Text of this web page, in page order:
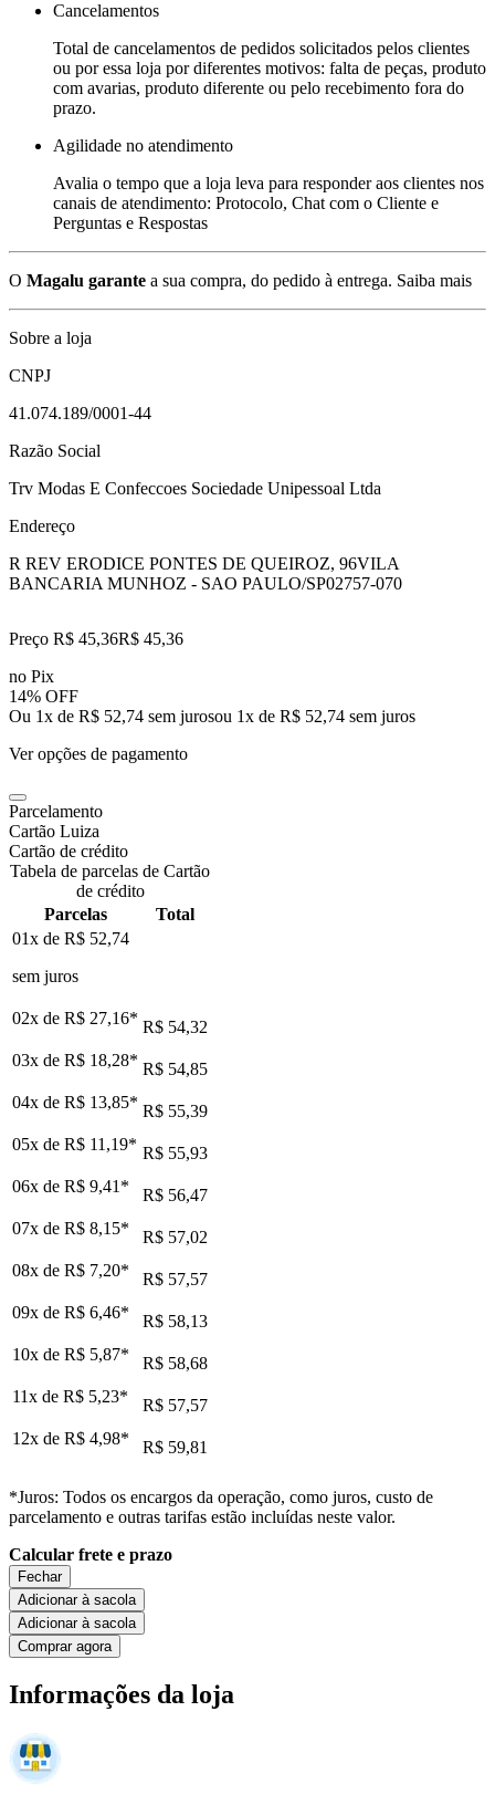
Cancelamentos
Total de cancelamentos de pedidos solicitados pelos clientes
ou por essa loja por diferentes motivos: falta de peças, produto
com avarias, produto diferente ou pelo recebimento fora do
prazo.
Agilidade no atendimento
Avalia o tempo que a loja leva para responder aos clientes nos
canais de atendimento: Protocolo, Chat com o Cliente e
Perguntas e Respostas
O Magalu garante a sua compra, do pedido à entrega. Saiba mais
Sobre a loja
CNPJ
41.074.189/0001-44
Razão Social
Trv Modas E Confeccoes Sociedade Unipessoal Ltda
Endereço
R REV ERODICE PONTES DE QUEIROZ, 96VILA
BANCARIA MUNHOZ - SAO PAULO/SP02757-070
Preço R$ 45,36R$ 45,36
no Pix
14% OFF
Ou 1x de R$ 52,74 sem jurosou 1x de R$ 52,74 sem juros
Ver opções de pagamento
Parcelamento
Cartão Luiza
Cartão de crédito
Tabela de parcelas de Cartão
de crédito
Parcelas
Total
01x de R$ 52,74
sem juros
02x de R$ 27,16* R$ 54,32
03x de R$ 18,28* R$ 54,85
04x de R$ 13,85* R$ 55,39
05x de R$ 11,19* R$ 55,93
06x de R$ 9,41 *
R$ 56,47
07x de R$ 8,15*
R$ 57,02
08x de R$ 7,20*
R$ 57,57
09x de R$ 6,46*
R$ 58,13
10x de R$ 5,87*
R$ 58,68
11x de R$ 5,23*
R$ 57,57
12x de R$ 4,98* R$ 59,81
*Juros: Todos os encargos da operação, como juros, custo de
parcelamento e outras tarifas estão incluídas neste valor.
Calcular frete e prazo
Fechar
Adicionar à sacola
Adicionar à sacola
Comprar agora
Informações da loja